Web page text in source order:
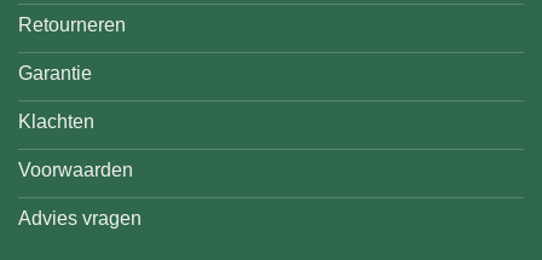
Retourneren
Garantie
Klachten
Voorwaarden
Advies vragen